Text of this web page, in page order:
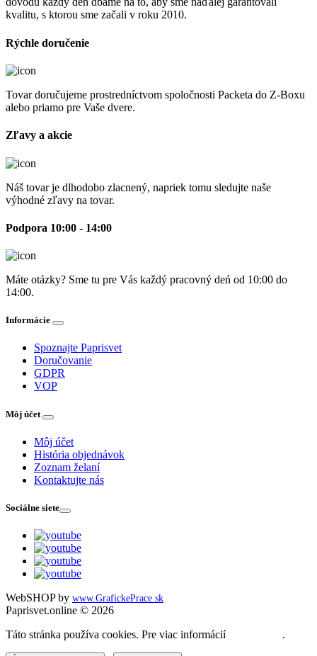
kvalitu, s ktorou sme začali v roku 2010.
Rýchle doručenie
Tovar doručujeme prostredníctvom spoločnosti Packeta do Z-Boxu
alebo priamo pre Vaše dvere.
Zľavy a akcie
Náš tovar je dlhodobo zlacnený, napriek tomu sledujte naše
výhodné zľavy na tovar.
Podpora 10:00 - 14:00
Máte otázky? Sme tu pre Vás každý pracovný deń od 10:00 do
14:00.
Informácie
Spoznajte Paprisvet
Doručovanie
GDPR
VOP
Môj účet
Môj účet
História objednávok
Zoznam želaní
Kontaktujte nás
Sociálne siete
WebSHOP by www.GrafickePrace.sk
Paprisvet.online © 2026
Táto stránka používa cookies. Pre viac informácií
.